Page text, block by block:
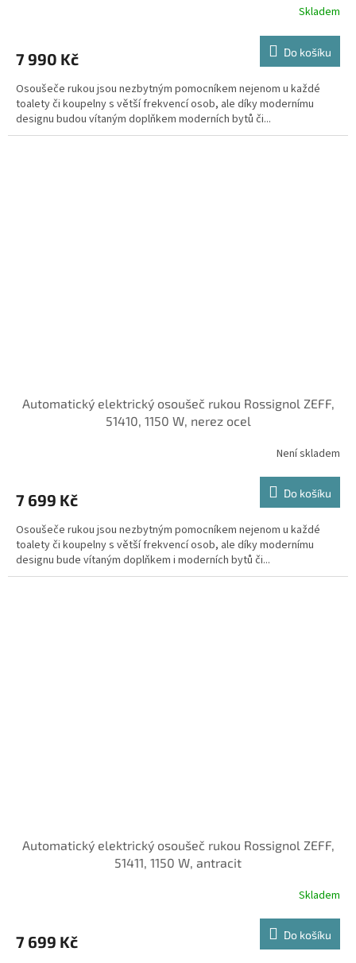
Skladem
7 990 Kč Do košíku
Osoušeče rukou jsou nezbytným pomocníkem nejenom u každé
toalety či koupelny s větší frekvencí osob, ale díky modernímu
designu budou vítaným doplňkem moderních bytů či...
Automatický elektrický osoušeč rukou Rossignol ZEFF,
51410, 1150 W, nerez ocel
Není skladem
7 699 Kč Do košíku
Osoušeče rukou jsou nezbytným pomocníkem nejenom u každé
toalety či koupelny s větší frekvencí osob, ale díky modernímu
designu bude vítaným doplňkem i moderních bytů či...
Automatický elektrický osoušeč rukou Rossignol ZEFF,
51411, 1150 W, antracit
Skladem
7 699 Kč Do košíku